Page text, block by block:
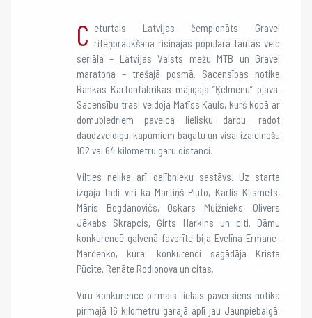
C eturtais Latvijas čempionāts Gravel
riteņbraukšanā risinājās populārā tautas velo
seriāla – Latvijas Valsts mežu MTB un Gravel
maratona – trešajā posmā. Sacensības notika
Rankas Kartonfabrikas mājīgajā “Ķelmēnu” pļavā.
Sacensību trasi veidoja Matīss Kauls, kurš kopā ar
domubiedriem paveica lielisku darbu, radot
daudzveidīgu, kāpumiem bagātu un visai izaicinošu
102 vai 64 kilometru garu distanci.
Vilties nelika arī dalībnieku sastāvs. Uz starta
izgāja tādi vīri kā Mārtiņš Pluto, Kārlis Klismets,
Māris Bogdanovičs, Oskars Muižnieks, Olivers
Jēkabs Skrapcis, Ģirts Harkins un citi. Dāmu
konkurencē galvenā favorīte bija Evelīna Ermane-
Marčenko, kurai konkurenci sagādāja Krista
Pūcīte, Renāte Rodionova un citas.
Vīru konkurencē pirmais lielais pavērsiens notika
pirmajā 16 kilometru garajā aplī jau Jaunpiebalgā.